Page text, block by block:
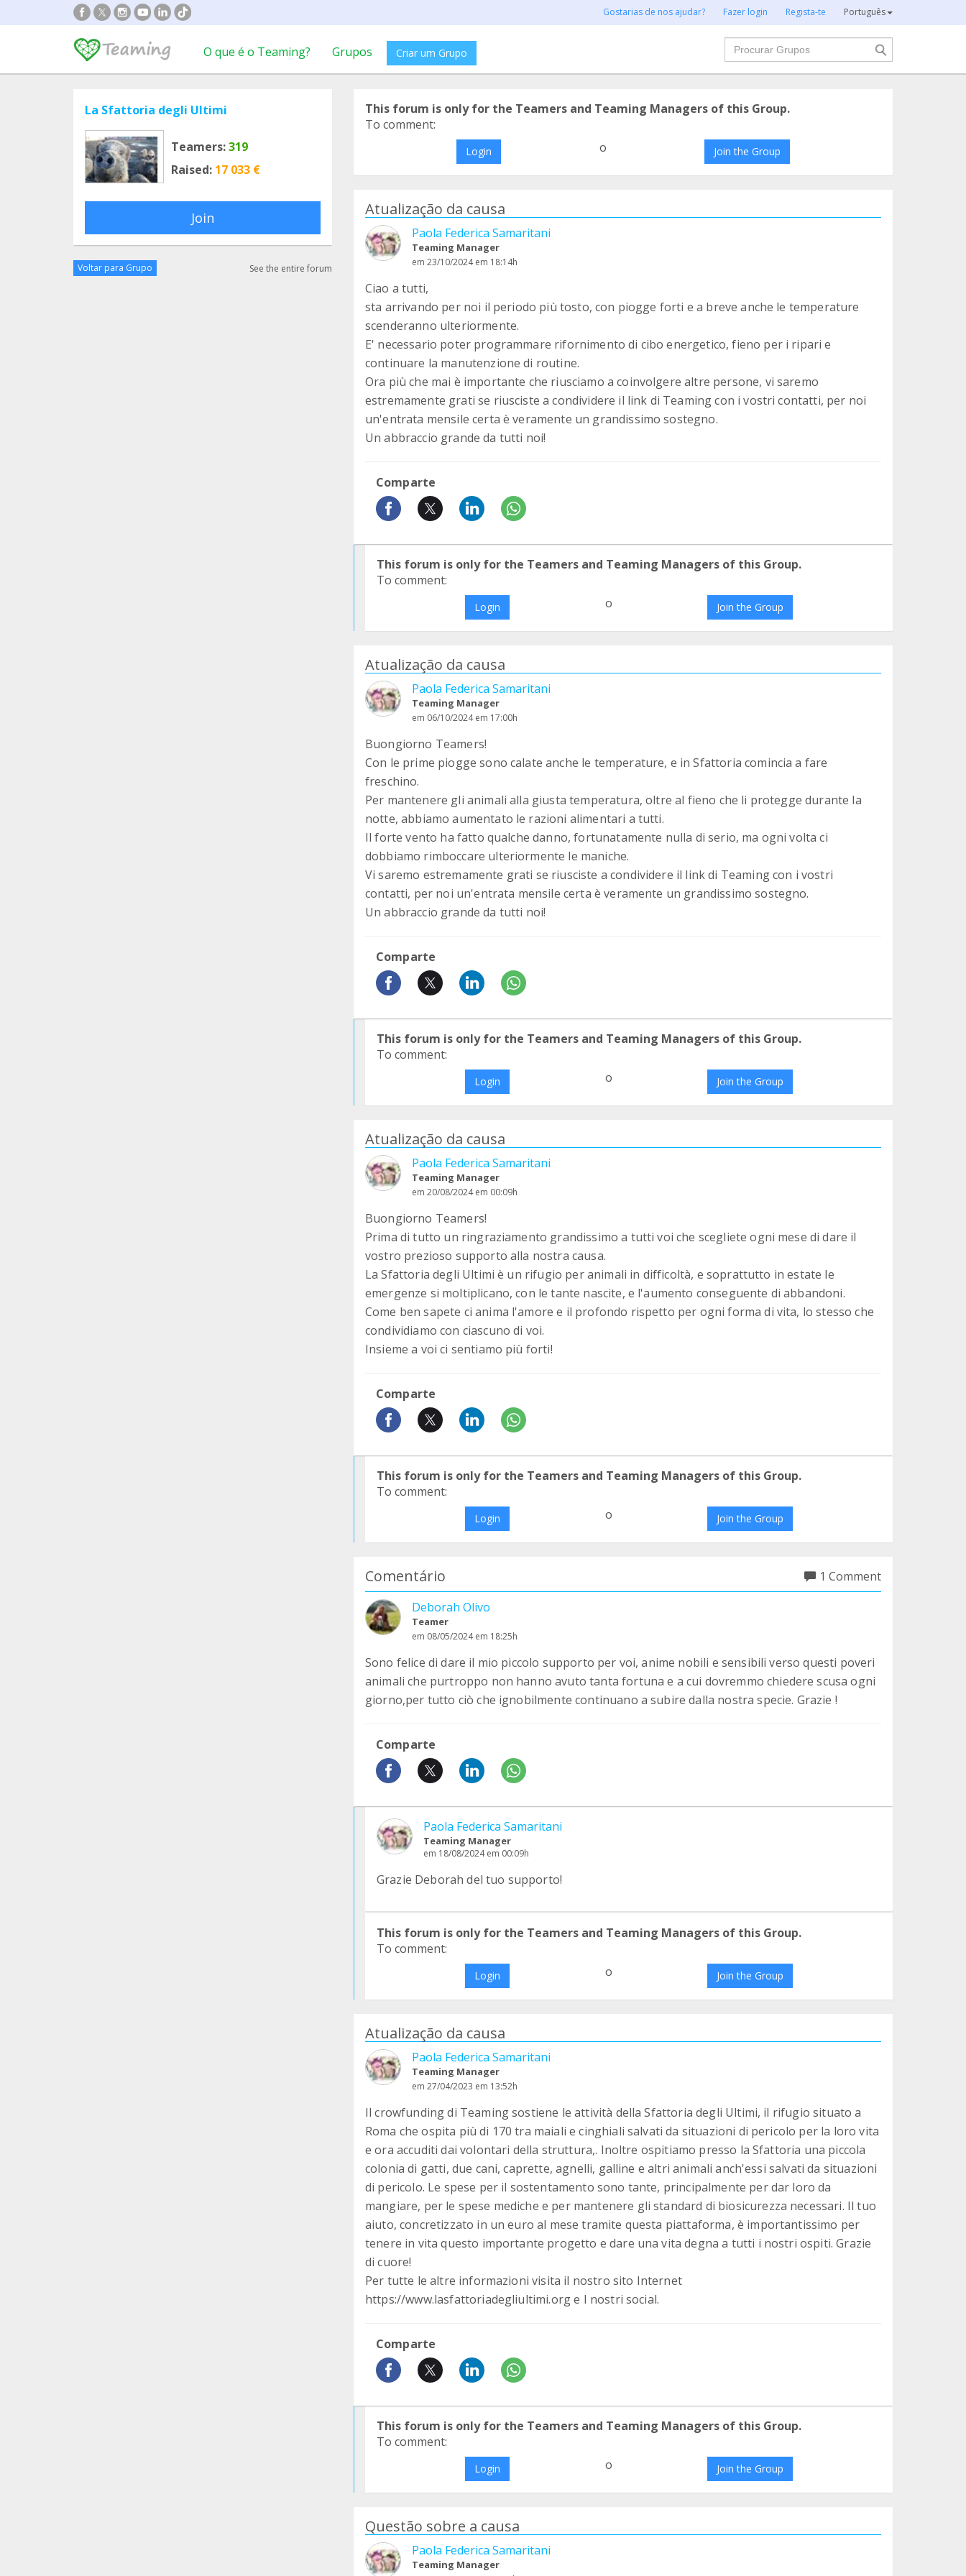
Gostarias de nos ajudar? Fazer login Regista-te Português
O que é o Teaming? Grupos Criar um Grupo
Procurar
La Sfattoria degli Ultimi
Teamers:319
Raised: 17 033 €
Join
Voltar para Grupo See the entire forum
This forum is only for the Teamers and Teaming Managers of this Group.
To comment:
Login o Join the Group
Atualização da causa
Paola Federica Samaritani
Teaming Manager
em 23/10/2024 em 18:14h
Ciao a tutti,
sta arrivando per noi il periodo più tosto, con piogge forti e a breve anche le temperature
scenderanno ulteriormente.
E' necessario poter programmare rifornimento di cibo energetico, fieno per i ripari e
continuare la manutenzione di routine.
Ora più che mai è importante che riusciamo a coinvolgere altre persone, vi saremo
estremamente grati se riusciste a condividere il link di Teaming con i vostri contatti, per noi
un'entrata mensile certa è veramente un grandissimo sostegno.
Un abbraccio grande da tutti noi!
Comparte
This forum is only for the Teamers and Teaming Managers of this Group.
To comment:
Login o Join the Group
Atualização da causa
Paola Federica Samaritani
Teaming Manager
em 06/10/2024 em 17:00h
Buongiorno Teamers!
Con le prime piogge sono calate anche le temperature, e in Sfattoria comincia a fare
freschino.
Per mantenere gli animali alla giusta temperatura, oltre al fieno che li protegge durante la
notte, abbiamo aumentato le razioni alimentari a tutti.
Il forte vento ha fatto qualche danno, fortunatamente nulla di serio, ma ogni volta ci
dobbiamo rimboccare ulteriormente le maniche.
Vi saremo estremamente grati se riusciste a condividere il link di Teaming con i vostri
contatti, per noi un'entrata mensile certa è veramente un grandissimo sostegno.
Un abbraccio grande da tutti noi!
Comparte
This forum is only for the Teamers and Teaming Managers of this Group.
To comment:
Login o Join the Group
Atualização da causa
Paola Federica Samaritani
Teaming Manager
em 20/08/2024 em 00:09h
Buongiorno Teamers!
Prima di tutto un ringraziamento grandissimo a tutti voi che scegliete ogni mese di dare il
vostro prezioso supporto alla nostra causa.
La Sfattoria degli Ultimi è un rifugio per animali in difficoltà, e soprattutto in estate le
emergenze si moltiplicano, con le tante nascite, e l'aumento conseguente di abbandoni.
Come ben sapete ci anima l'amore e il profondo rispetto per ogni forma di vita, lo stesso che
condividiamo con ciascuno di voi.
Insieme a voi ci sentiamo più forti!
Comparte
This forum is only for the Teamers and Teaming Managers of this Group.
To comment:
Login o Join the Group
Comentário
1 Comment
Deborah Olivo
Teamer
em 08/05/2024 em 18:25h
Sono felice di dare il mio piccolo supporto per voi, anime nobili e sensibili verso questi poveri
animali che purtroppo non hanno avuto tanta fortuna e a cui dovremmo chiedere scusa ogni
giorno,per tutto ciò che ignobilmente continuano a subire dalla nostra specie. Grazie !
Comparte
Paola Federica Samaritani
Teaming Manager
em 18/08/2024 em 00:09h
Grazie Deborah del tuo supporto!
This forum is only for the Teamers and Teaming Managers of this Group.
To comment:
Login o Join the Group
Atualização da causa
Paola Federica Samaritani
Teaming Manager
em 27/04/2023 em 13:52h
Il crowfunding di Teaming sostiene le attività della Sfattoria degli Ultimi, il rifugio situato a
Roma che ospita più di 170 tra maiali e cinghiali salvati da situazioni di pericolo per la loro vita
e ora accuditi dai volontari della struttura,. Inoltre ospitiamo presso la Sfattoria una piccola
colonia di gatti, due cani, caprette, agnelli, galline e altri animali anch'essi salvati da situazioni
di pericolo. Le spese per il sostentamento sono tante, principalmente per dar loro da
mangiare, per le spese mediche e per mantenere gli standard di biosicurezza necessari. Il tuo
aiuto, concretizzato in un euro al mese tramite questa piattaforma, è importantissimo per
tenere in vita questo importante progetto e dare una vita degna a tutti i nostri ospiti. Grazie
di cuore!
Per tutte le altre informazioni visita il nostro sito Internet
https://www.lasfattoriadegliultimi.org e I nostri social.
Comparte
This forum is only for the Teamers and Teaming Managers of this Group.
To comment:
Login o Join the Group
Questão sobre a causa
Paola Federica Samaritani
Teaming Manager